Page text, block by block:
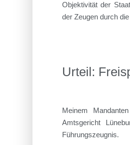
Objektivität der
der Zeugen durch
Urteil:
Meinem
Amtsgericht
Führungszeugnis.